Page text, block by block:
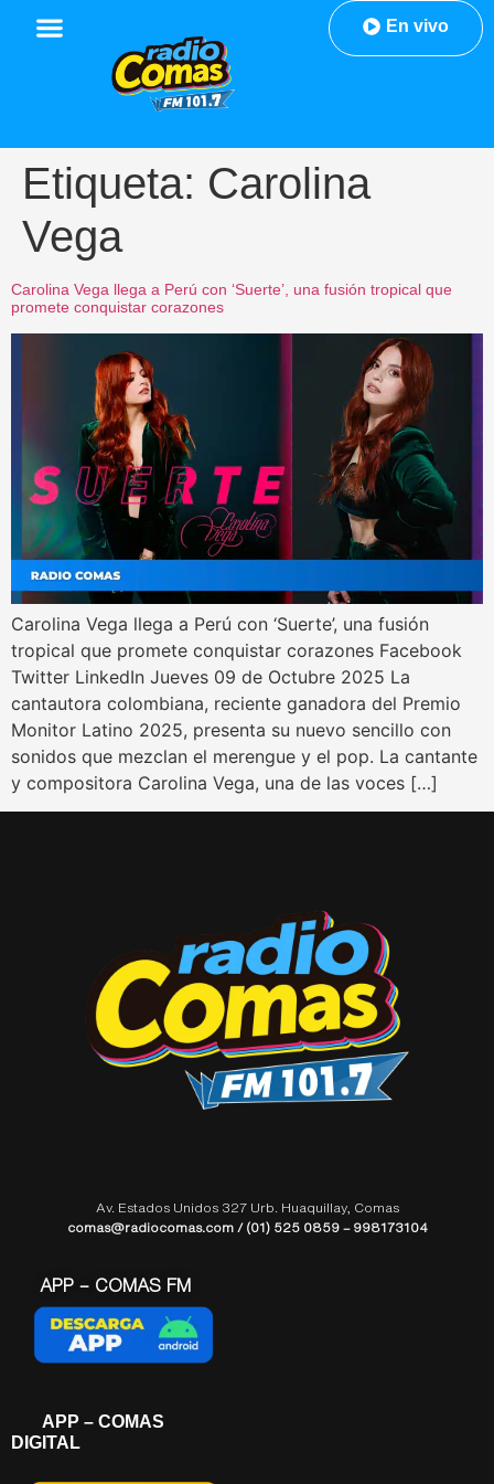
En vivo
Etiqueta: Carolina
Vega
Carolina Vega llega a Perú con ‘Suerte’, una fusión tropical que
promete conquistar corazones
Carolina Vega llega a Perú con ‘Suerte’, una fusión
tropical que promete conquistar corazones Facebook
Twitter LinkedIn Jueves 09 de Octubre 2025 La
cantautora colombiana, reciente ganadora del Premio
Monitor Latino 2025, presenta su nuevo sencillo con
sonidos que mezclan el merengue y el pop. La cantante
y compositora Carolina Vega, una de las voces […]
Av. Estados Unidos 327 Urb. Huaquillay, Comas
comas@radiocomas.com / (01) 525 0859 – 998173104
APP – COMAS FM
APP – COMAS
DIGITAL